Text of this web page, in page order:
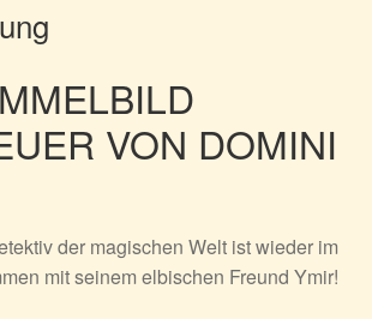
VON DOMINI
der magischen Welt ist wieder im
mit seinem elbischen Freund Ymir!